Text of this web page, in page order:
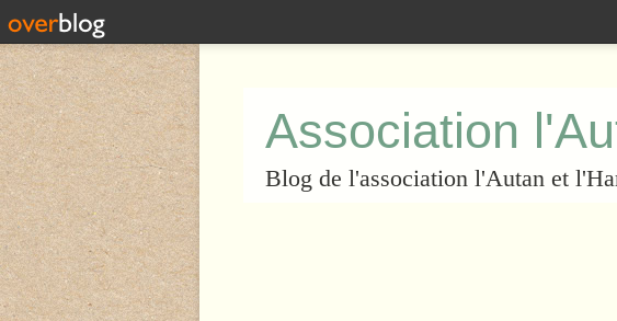
Association
Blog de l'association l'Autan et